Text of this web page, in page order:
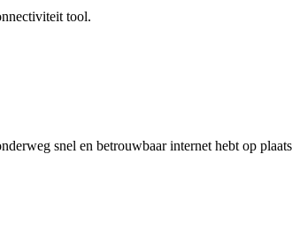
tool.
snel en betrouwbaar internet hebt op